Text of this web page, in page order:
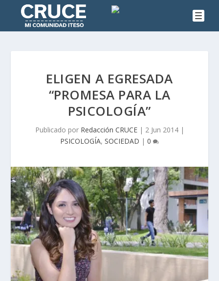
ELIGEN A EGRESADA
“PROMESA PARA LA
PSICOLOGÍA”
Publicado por Redacción CRUCE| 2 Jun 2014|
PSICOLOGÍA, SOCIEDAD | 0